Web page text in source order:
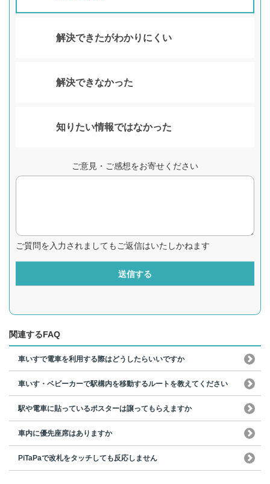
解決できたがわかりにくい
解決できなかった
知りたい情報ではなかった
ご意見・ご感想をお寄せください
ご質問を入力されましてもご返信はいたしかねます
送信する
関連するFAQ
車いすで電車を利用する際はどうしたらいいですか
車いす・ベビーカーで駅構内を移動するルートを教えてください
駅や電車に貼っているポスターは譲ってもらえますか
車内に優先座席はありますか
PiTaPaで改札をタッチしても反応しません